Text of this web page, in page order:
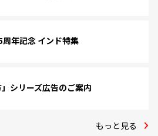
年記念 インド特集
」シリーズ広告のご案内
もっと見る